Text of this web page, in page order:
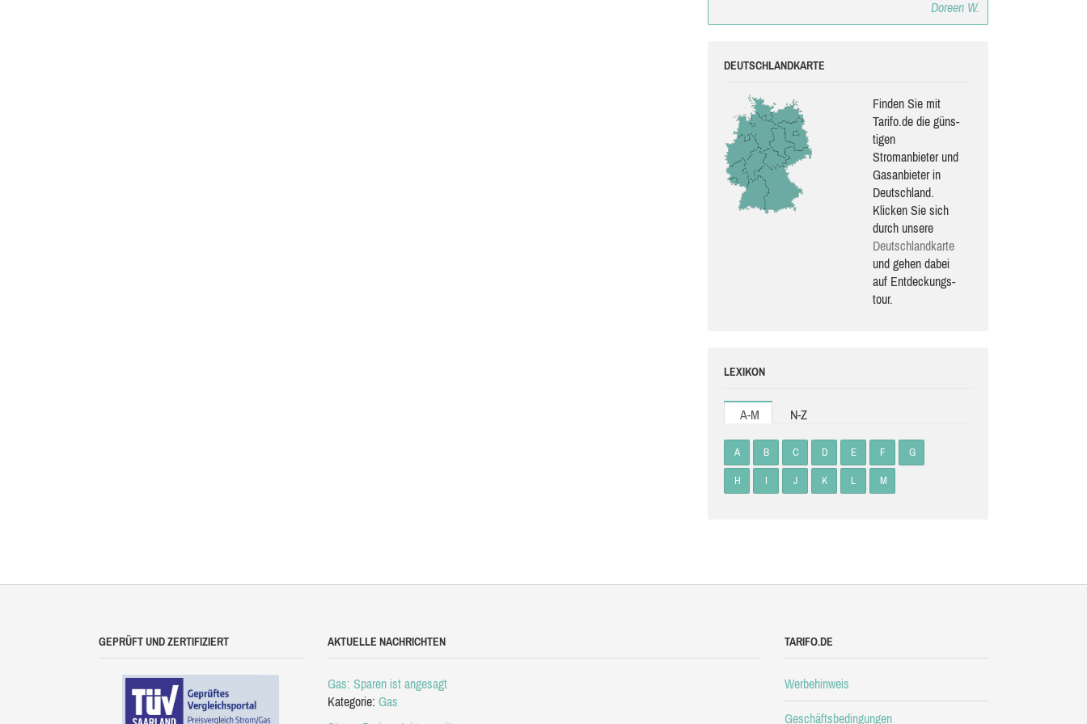
Doreen W.
DEUTSCHLANDKARTE
Finden Sie mit
Tarifo.de die güns­
ti­gen
Stromanbieter und
Gasanbieter in
Deutschland.
Klicken Sie sich
durch unsere
Deutsch­land­karte
und gehen dabei
auf Ent­de­ckungs­
tour.
LEXIKON
A-M N-Z
A B C D E F G
H I J K L M
GEPRÜFT UND ZERTIFIZIERT AKTUELLE NACHRICHTEN
Gas: Sparen ist angesagt
Kategorie: Gas
TARIFO.DE
Werbehinweis
Geschäftsbedingungen